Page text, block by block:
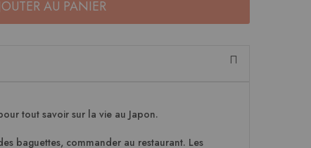
AU PANIER
tout savoir sur la vie au Japon.
baguettes, commander au restaurant. Les